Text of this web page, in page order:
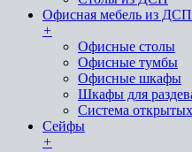
Офисная мебель из ДСП
+
Офисные столы
Офисные тумбы
Офисные шкафы
Шкафы для
Система
Сейфы
+